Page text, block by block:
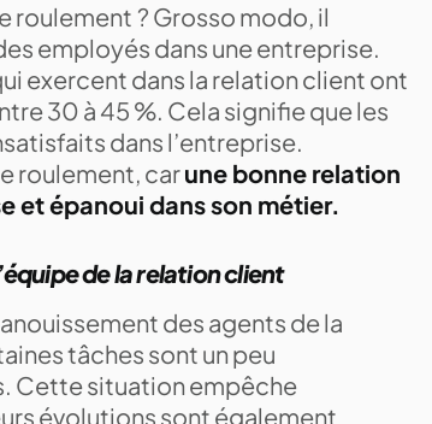
roulement ? Grosso modo, il
employés dans une entreprise.
exercent dans la relation client ont
30 à 45 %. Cela signifie que les
dans l’entreprise.
roulement, carune bonne relation
et épanoui dans son métier.
de la relation client
des agents de la
tâches sont un peu
Cette situation empêche
évolutions sont également